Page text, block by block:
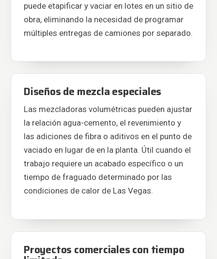
puede etapificar y vaciar en lotes en un sitio de
obra, eliminando la necesidad de programar
múltiples entregas de camiones por separado.
Diseños de mezcla especiales
Las mezcladoras volumétricas pueden ajustar
la relación agua-cemento, el revenimiento y
las adiciones de fibra o aditivos en el punto de
vaciado en lugar de en la planta. Útil cuando el
trabajo requiere un acabado específico o un
tiempo de fraguado determinado por las
condiciones de calor de Las Vegas.
Proyectos comerciales con tiempo